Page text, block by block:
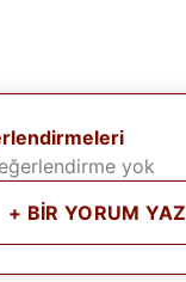
yok
+ BİR YORUM YAZ